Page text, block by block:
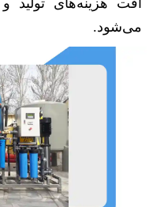
افت هزینه‌های
می‌شود.